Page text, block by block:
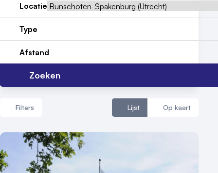
Reviews (5⭐️)
Locatie
Type
Afstand
Zoeken
Filters Lijst Op kaart
Aantal zalen
1 - 5 zalen